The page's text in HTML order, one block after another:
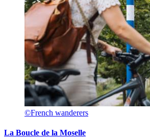
©French wanderers
La Boucle de la Moselle